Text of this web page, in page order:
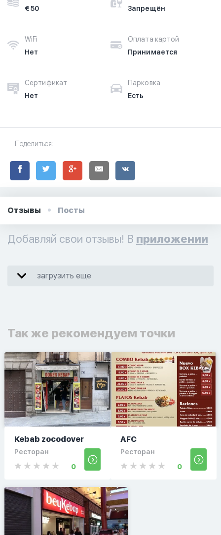
€ 50
Запрещён
WiFi
Нет
Оплата картой
Принимается
Сертификат
Нет
Парковка
Есть
Поделиться:
Отзывы Посты
Добавляй свои отзывы! В приложении
загрузить еще
Так же рекомендуем точки
Kebab zocodover
Ресторан
0
AFC
Ресторан
0